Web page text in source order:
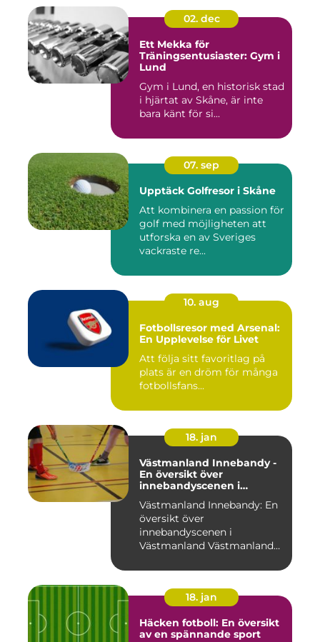
02. dec
Ett Mekka för
Träningsentusiaster: Gym i
Lund
Gym i Lund, en historisk stad
i hjärtat av Skåne, är inte
bara känt för si...
07. sep
Upptäck Golfresor i Skåne
Att kombinera en passion för
golf med möjligheten att
utforska en av Sveriges
vackraste re...
10. aug
Fotbollsresor med Arsenal:
En Upplevelse för Livet
Att följa sitt favoritlag på
plats är en dröm för många
fotbollsfans...
18. jan
Västmanland Innebandy -
En översikt över
innebandyscenen i
Västmanland Innebandy: En
översikt över
innebandyscenen i
Västmanland Västmanland
18. jan
Häcken fotboll: En översikt
av en spännande sport